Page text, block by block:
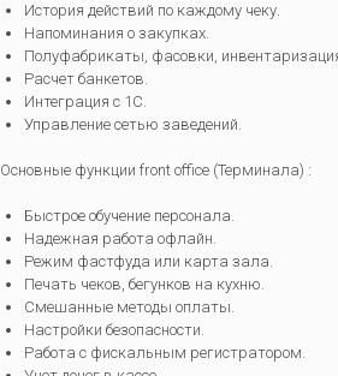
История действий по каждому чеку.
Напоминания о закупках.
Полуфабрикаты, фасовки,
Расчет банкетов.
Интеграция с 1С.
Управление сетью заведений.
Основные функции front office (Терминала) :
Быстрое обучение персонала.
Надежная работа офлайн.
Режим фастфуда или карта зала.
Печать чеков, бегунков на кухню.
Смешанные методы оплаты.
Настройки безопасности.
Работа с фискальным регистратором.